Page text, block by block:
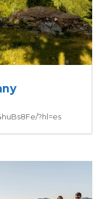
?hl=es